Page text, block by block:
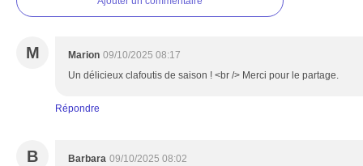
M Marion 09/10/2025 08:17
Un délicieux clafoutis de saison ! <br /> Merci pour le partage.
Répondre
B Barbara 09/10/2025 08:02